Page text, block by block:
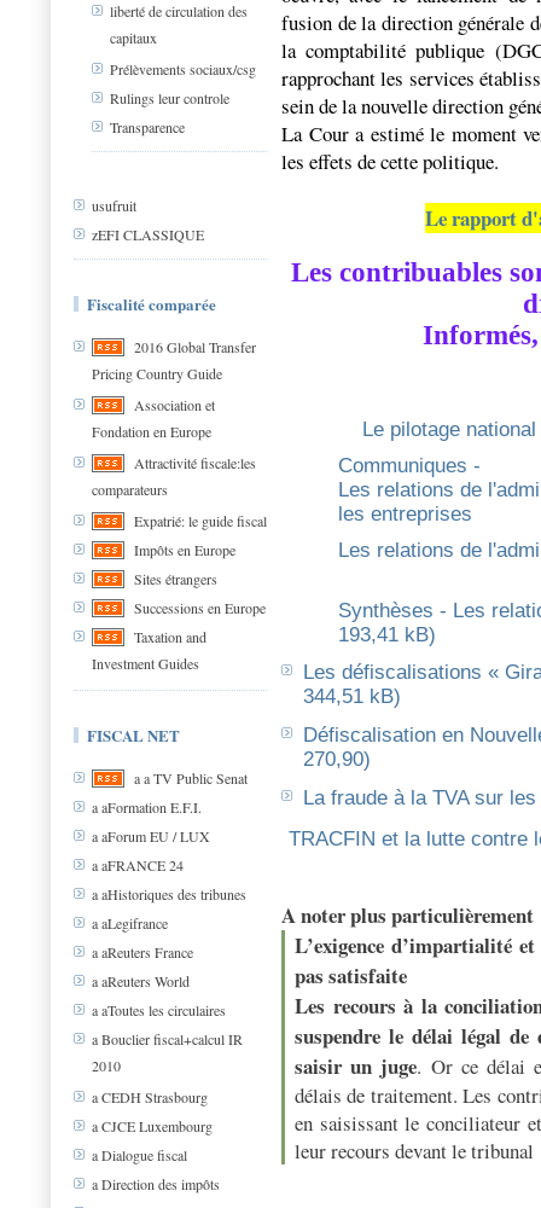
liberté de circulation des
capitaux
Prélèvements sociaux/csg
Rulings leur controle
Transparence
usufruit
zEFI CLASSIQUE
Fiscalité comparée
2016 Global Transfer
Pricing Country Guide
Association et
Fondation en Europe
Attractivité fiscale:les
comparateurs
Expatrié: le guide fiscal
Impôts en Europe
Sites étrangers
Successions en Europe
Taxation and
Investment Guides
FISCAL NET
a a TV Public Senat
a aFormation E.F.I.
a aForum EU / LUX
a aFRANCE 24
a aHistoriques des tribunes
a aLegifrance
a aReuters France
a aReuters World
a aToutes les circulaires
a Bouclier fiscal+calcul IR
2010
a CEDH Strasbourg
a CJCE Luxembourg
a Dialogue fiscal
a Direction des impôts
fusion de la direction générale
la comptabilité publique
rapprochant les services
sein de la nouvelle direction
La Cour a estimé le moment
les effets de cette politique.
Le rapport
Les contribuables
Informés,
Le pilotage
Communiques -
Les relations de
les entreprises
Les relations de
Synthèses - Les
193,41 kB)
Les défiscalisations «
344,51 kB)
Défiscalisation en
270,90)
La fraude à la TVA sur
TRACFIN et la lutte contre
A noter plus particulièrement
L’exigence d’impartialité
pas satisfaite
Les recours à la
suspendre le délai légal
saisir un juge. Or ce délai
délais de traitement. Les
en saisissant le conciliateur
leur recours devant le tribunal